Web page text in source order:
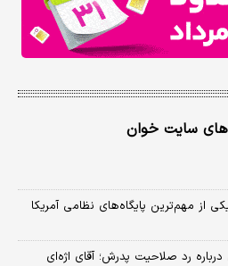
سایت خوان
از مهم‌ترین پایگاه‌های نظامی آمریکا
رد صلاحیت پدرش؛ آقای اژه‌ای